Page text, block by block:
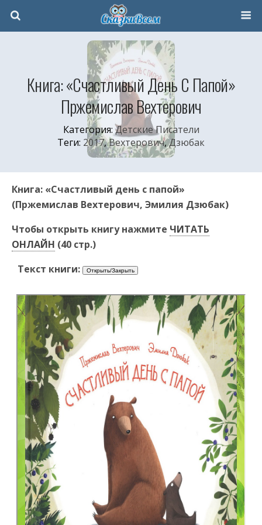
Книга: «Счастливый День С Папой»
Пржемислав Вехтерович
Категория: Детские Писатели
Теги: 2017,Вехтерович,Дзюбак
Книга: «Счастливый день с папой»
(Пржемислав Вехтерович, Эмилия Дзюбак)
Чтобы открыть книгу нажмите ЧИТАТЬ
ОНЛАЙН (40 стр.)
Текст книги: